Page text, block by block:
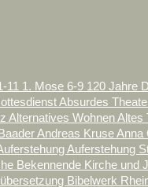
11 1. Mose 6-9 120 Jahre
Absurdes
Alternatives WohnenAltes
Andreas KruseAnna
Auferstehung
Bekennende Kirche und
Bibelwerk